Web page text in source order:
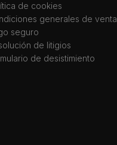
de cookies
generales de venta
seguro
de litigios
de desistimiento